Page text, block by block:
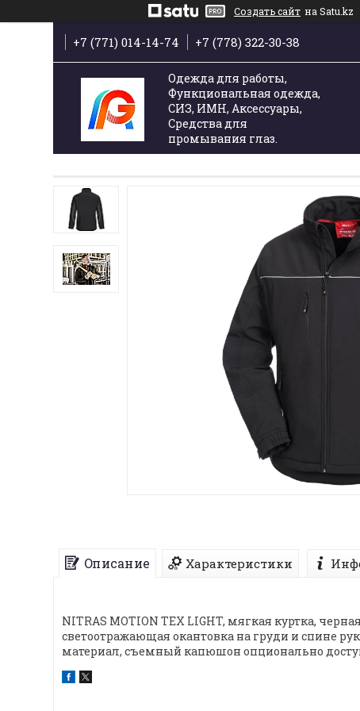
Создать сайт на Satu.kz
+7 (771) 014-14-74 +7 (778) 322-30-38
Одежда для работы,
Функциональная одежда,
СИЗ, ИМН, Аксессуары,
Средства для
промывания глаз.
Описание Характеристики
NITRAS MOTION TEX LIGHT, мягкая куртка,
светоотражающая окантовка на груди и спине
материал, съемный капюшон опционально